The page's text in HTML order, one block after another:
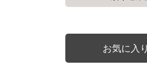
お気に入